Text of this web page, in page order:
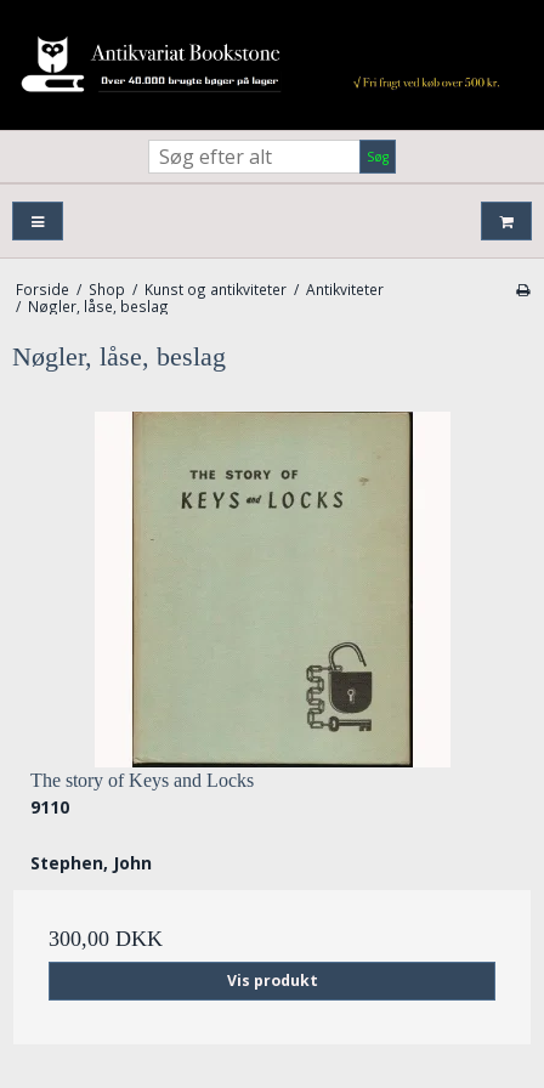
Søg
Forside / Shop / Kunst og antikviteter / Antikviteter
/ Nøgler, låse, beslag
Nøgler, låse, beslag
The story of Keys and Locks
9110
Stephen, John
300,00 DKK
Vis produkt